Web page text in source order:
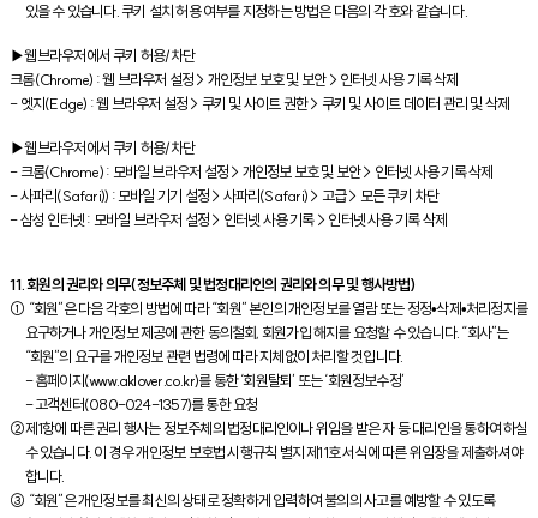
있을 수 있습니다. 쿠키 설치 허용 여부를 지정하는 방법은 다음의 각 호와 같습니다.
▶웹브라우저에서 쿠키 허용/차단
크롬(Chrome) : 웹 브라우저 설정 > 개인정보 보호 및 보안 > 인터넷 사용 기록 삭제
- 엣지(Edge) : 웹 브라우저 설정 > 쿠키 및 사이트 권한 > 쿠키 및 사이트 데이터 관리 및 삭제
▶웹브라우저에서 쿠키 허용/차단
- 크롬(Chrome) : 모바일 브라우저 설정 > 개인정보 보호 및 보안 > 인터넷 사용 기록 삭제
- 사파리(Safari)) : 모바일 기기 설정 > 사파리(Safari) > 고급 > 모든 쿠키 차단
- 삼성 인터넷 : 모바일 브라우저 설정 > 인터넷 사용 기록 > 인터넷 사용 기록 삭제
11. 회원의 권리와 의무(정보주체 및 법정대리인의 권리와 의무 및 행사방법)
① “회원”은 다음 각호의 방법에 따라 “회원” 본인의 개인정보를 열람 또는 정정•삭제•처리정지를
요구하거나 개인정보 제공에 관한 동의철회, 회원가입 해지를 요청할 수 있습니다. “회사”는
“회원”의 요구를 개인정보 관련 법령에 따라 지체없이 처리할 것입니다.
- 홈페이지(www.aklover.co.kr)를 통한 ‘회원탈퇴’ 또는 ‘회원정보수정’
- 고객센터(080-024-1357)를 통한 요청
②제1항에 따른 권리 행사는 정보주체의 법정대리인이나 위임을 받은 자 등 대리인을 통하여 하실
수 있습니다. 이 경우 개인정보 보호법 시행규칙 별지 제11호 서식에 따른 위임장을 제출하셔야
합니다.
③ “회원”은 개인정보를 최신의 상태로 정확하게 입력하여 불의의 사고를 예방할 수 있도록